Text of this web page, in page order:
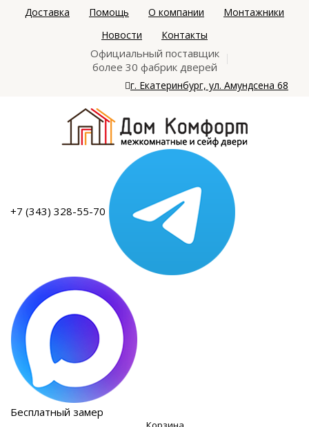
Доставка Помощь О компании
Монтажники
Новости
Контакты
Официальный поставщик
более 30 фабрик дверей
г. Екатеринбург, ул. Амундсена 68
+7 (343) 328-55-70
Бесплатный замер